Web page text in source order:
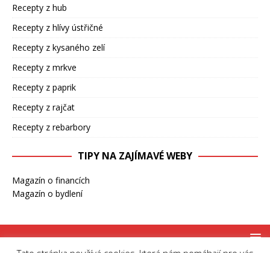
Recepty z hub
Recepty z hlívy ústřičné
Recepty z kysaného zelí
Recepty z mrkve
Recepty z paprik
Recepty z rajčat
Recepty z rebarbory
TIPY NA ZAJÍMAVÉ WEBY
Magazín o financích
Magazín o bydlení